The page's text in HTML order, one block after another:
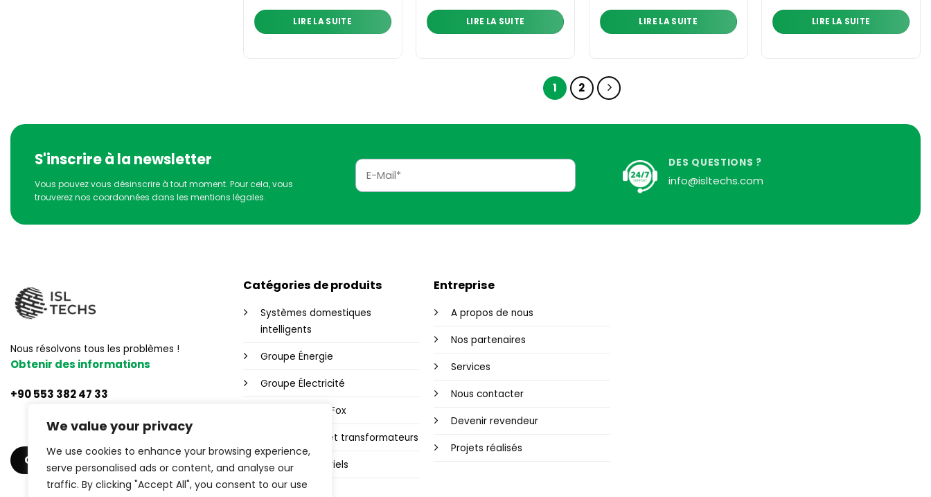
We value your privacy
We use cookies to enhance your browsing experience,
serve personalised ads or content, and analyse our
traffic. By clicking "Accept All", you consent to our use
LIRE LA SUITE LIRE LA SUITE LIRE LA SUITE LIRE LA SUITE
1 2
S'inscrire à la newsletter
Vous pouvez vous désinscrire à tout moment. Pour cela, vous
trouverez nos coordonnées dans les mentions légales.
DES QUESTIONS ?
info@isltechs.com
Nous résolvons tous les problèmes !
Obtenir des informations
+90 553 382 47 33
OBTENIR UN DEVIS
Catégories de produits
Systèmes domestiques
intelligents
Groupe Énergie
Groupe Électricité
Contrôle Wi-Fi Fox
Alimentations et transformateurs
Produits industriels
Entreprise
A propos de nous
Nos partenaires
Services
Nous contacter
Devenir revendeur
Projets réalisés